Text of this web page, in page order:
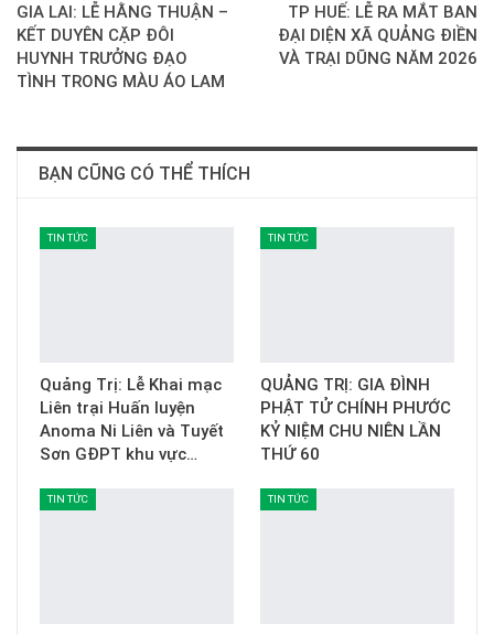
GIA LAI: LỄ HẰNG THUẬN –
KẾT DUYÊN CẶP ĐÔI
HUYNH TRƯỞNG ĐẠO
TÌNH TRONG MÀU ÁO LAM
TP HUẾ: LỄ RA MẮT BAN
ĐẠI DIỆN XÃ QUẢNG ĐIỀN
VÀ TRẠI DŨNG NĂM 2026
BẠN CŨNG CÓ THỂ THÍCH
TIN TỨC
Quảng Trị: Lễ Khai mạc
Liên trại Huấn luyện
Anoma Ni Liên và Tuyết
Sơn GĐPT khu vực…
TIN TỨC
QUẢNG TRỊ: GIA ĐÌNH
PHẬT TỬ CHÍNH PHƯỚC
KỶ NIỆM CHU NIÊN LẦN
THỨ 60
TIN TỨC TIN TỨC